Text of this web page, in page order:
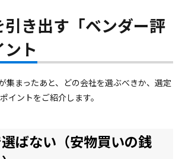
引き出す「ベンダー評
ト
集まったあと、どの会社を選ぶべきか、選定
イントをご紹介します。
ばない（安物買いの銭